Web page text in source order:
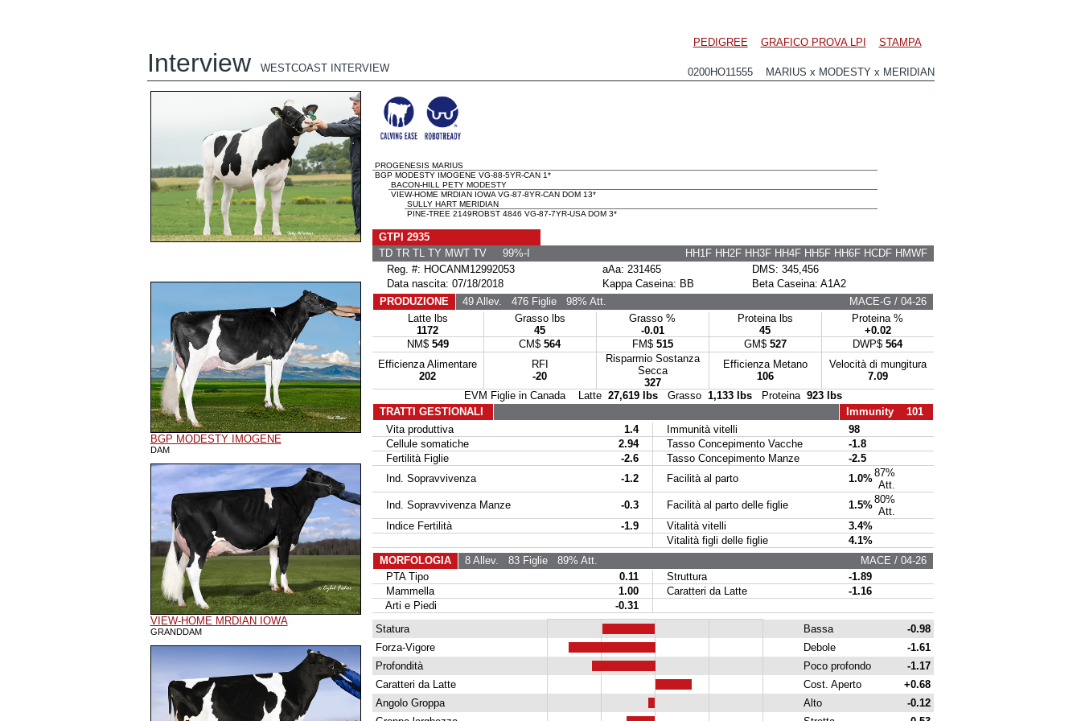
PEDIGREE GRAFICO PROVA LPI STAMPA
Interview WESTCOAST INTERVIEW 0200HO11555 MARIUS x MODESTY x MERIDIAN
BGP MODESTY IMOGENE
DAM
VIEW-HOME MRDIAN IOWA
GRANDDAM
PROGENESIS MARIUS
BGP MODESTY IMOGENE VG-88-5YR-CAN 1*
BACON-HILL PETY MODESTY
VIEW-HOME MRDIAN IOWA VG-87-8YR-CAN DOM 13*
SULLY HART MERIDIAN
PINE-TREE 2149ROBST 4846 VG-87-7YR-USA DOM 3*
GTPI 2935
TD TR TL TY MWT TV 99%-I
HH1F HH2F HH3F HH4F HH5F HH6F HCDF HMWF
Reg. #: HOCANM12992053
aAa: 231465
DMS: 345,456
Data nascita: 07/18/2018
Kappa Caseina: BB
Beta Caseina: A1A2
PRODUZIONE
49 Allev. 476 Figlie98% Att.
MACE-G / 04-26
Latte lbs
1172
Grasso lbs
45
Grasso %
-0.01
Proteina lbs
45
Proteina %
+0.02
NM$ 549 CM$ 564 FM$ 515 GM$ 527 DWP$ 564
Efficienza Alimentare
202
RFI
-20
Risparmio Sostanza
Secca
327
Efficienza Metano
106
Velocità di mungitura
7.09
EVM Figlie in Canada Latte 27,619 lbsGrasso 1,133 lbsProteina 923 lbs
TRATTI GESTIONALI
Immunity 101
Vita produttiva
1.4 Immunità vitelli
98
Cellule somatiche
2.94 Tasso Concepimento Vacche
-1.8
Fertilità Figlie
-2.6 Tasso Concepimento Manze
-2.5
Ind. Sopravvivenza
-1.2 Facilità al parto 1.0%87%
Att.
Ind. Sopravvivenza Manze
-0.3 Facilità al parto delle figlie 1.5%80%
Att.
Indice Fertilità
-1.9 Vitalità vitelli
3.4%
Vitalità figli delle figlie
4.1%
MORFOLOGIA
8 Allev. 83 Figlie89% Att.
MACE / 04-26
PTA Tipo
0.11 Struttura
-1.89
Mammella
1.00 Caratteri da Latte
-1.16
Arti e Piedi
-0.31
Statura
Bassa
-0.98
Forza-Vigore
Debole
-1.61
Profondità
Poco profondo
-1.17
Caratteri da Latte
Cost. Aperto
+0.68
Angolo Groppa
Alto
-0.12